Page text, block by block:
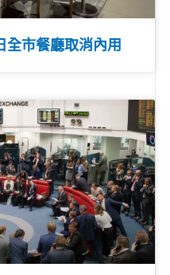
全市餐廳取消內用